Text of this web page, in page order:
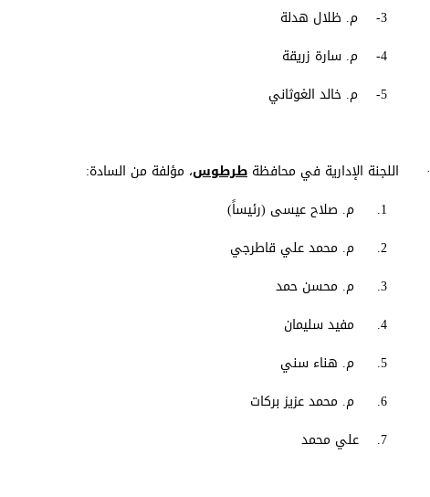
3- م. ظلال هدلة
4- م. سارة زريقة
5- م. خالد الغوثاني
· اللجنة الإدارية في محافظة طرطوس، مؤلفة من السادة:
1. م. صلاح عيسى (رئيساً)
2. م. محمد علي قاطرجي
3. م. محسن حمد
4. مفيد سليمان
5. م. هناء سني
6. م. محمد عزيز بركات
7. علي محمد